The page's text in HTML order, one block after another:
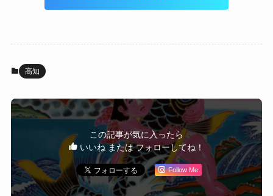
高知
この記事が気に入ったら
いいね または フォローしてね！
Follow Me